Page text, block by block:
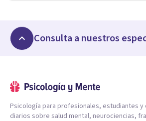
Consulta a nuestros
Psicología para profesionales, estudiantes y
diarios sobre salud mental, neurociencias,